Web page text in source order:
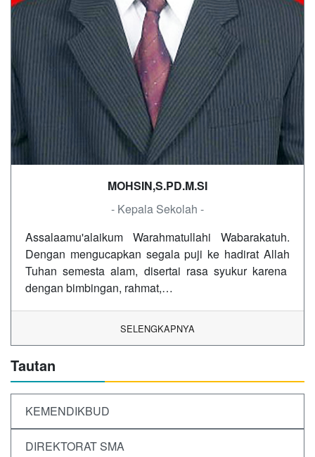
MOHSIN,S.PD.M.SI
- Kepala Sekolah -
Assalaamu'alaikum Warahmatullahi Wabarakatuh.
Dengan mengucapkan segala puji ke hadirat Allah
Tuhan semesta alam, disertai rasa syukur karena
dengan bimbingan, rahmat,…
SELENGKAPNYA
Tautan
KEMENDIKBUD
DIREKTORAT SMA